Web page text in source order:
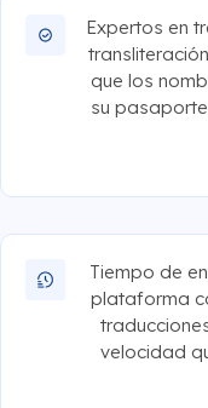
Expertos en
que los
su
Tiempo de
plataforma
velocidad